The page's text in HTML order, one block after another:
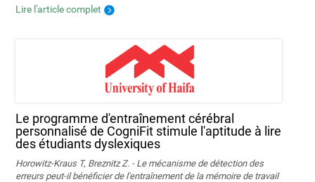
Lire l'article complet
Le programme d'entraînement cérébral
personnalisé de CogniFit stimule l'aptitude à lire
des étudiants dyslexiques
Horowitz-Kraus T, Breznitz Z. - Le mécanisme de détection des
erreurs peut-il bénéficier de l'entraînement de la mémoire de travail